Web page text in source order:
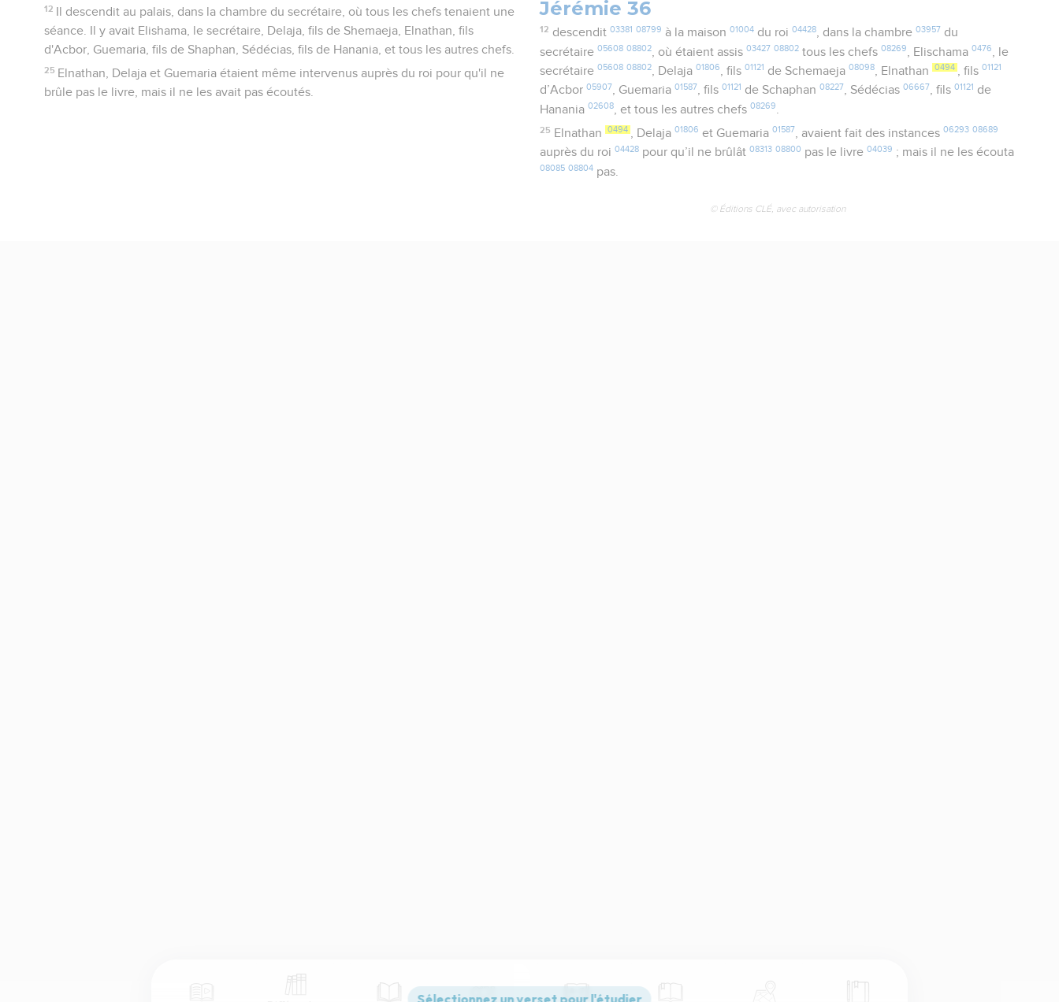
12
Il descendit au palais, dans la chambre du secrétaire, où tous les chefs tenaient une
séance. Il y avait Elishama, le secrétaire, Delaja, fils de Shemaeja, Elnathan, fils
d'Acbor, Guemaria, fils de Shaphan, Sédécias, fils de Hanania, et tous les autres chefs.
25 Elnathan, Delaja et Guemaria étaient même intervenus auprès du roi pour qu'il ne
brûle pas le livre, mais il ne les avait pas écoutés.
Jérémie 36
12 descendit 03381 08799 à la maison 01004du roi 04428, dans la chambre 03957 du
secrétaire05608 08802 , où étaient assis03427 08802 tous les chefs08269 , Elischama0476
, le
secrétaire05608 08802, Delaja01806, fils01121 de Schemaeja08098, Elnathan 0494 , fils01121
d’Acbor05907, Guemaria01587, fils01121 de Schaphan08227, Sédécias06667, fils01121 de
Hanania02608 , et tous les autres chefs08269
25 Elnathan 0494 , Delaja 01806 et Guemaria 01587, avaient fait des instances 06293 08689
auprès du roi04428 pour qu’il ne brûlât08313 08800 pas le livre04039 ; mais il ne les écouta
08085 08804 pas.
© Éditions CLÉ, avec autorisation